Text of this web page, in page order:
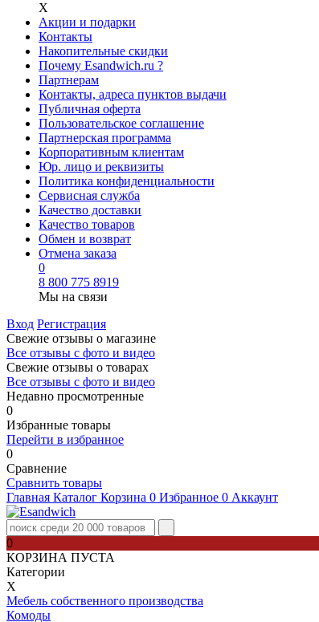
Х
Акции и подарки
Контакты
Накопительные скидки
Почему Esandwich.ru ?
Партнерам
Контакты, адреса пунктов выдачи
Публичная оферта
Пользовательское соглашение
Партнерская программа
Корпоративным клиентам
Юр. лицо и реквизиты
Политика конфиденциальности
Сервисная служба
Качество доставки
Качество товаров
Обмен и возврат
Отмена заказа
0
8 800 775 8919
Мы на связи
Вход Регистрация
Свежие отзывы о магазине
Все отзывы с фото и видео
Свежие отзывы о товарах
Все отзывы c фото и видео
Недавно просмотренные
0
Избранные товары
Перейти в избранное
0
Сравнение
Сравнить товары
Главная Каталог Корзина 0 Избранное 0 Аккаунт
0
КОРЗИНА ПУСТА
Категории
Х
Мебель собственного производства
Комоды